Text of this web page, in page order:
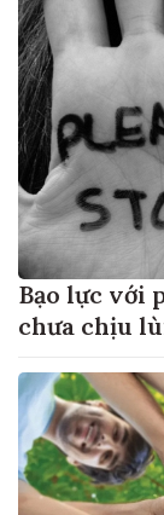
Bạo lực với
chưa chịu